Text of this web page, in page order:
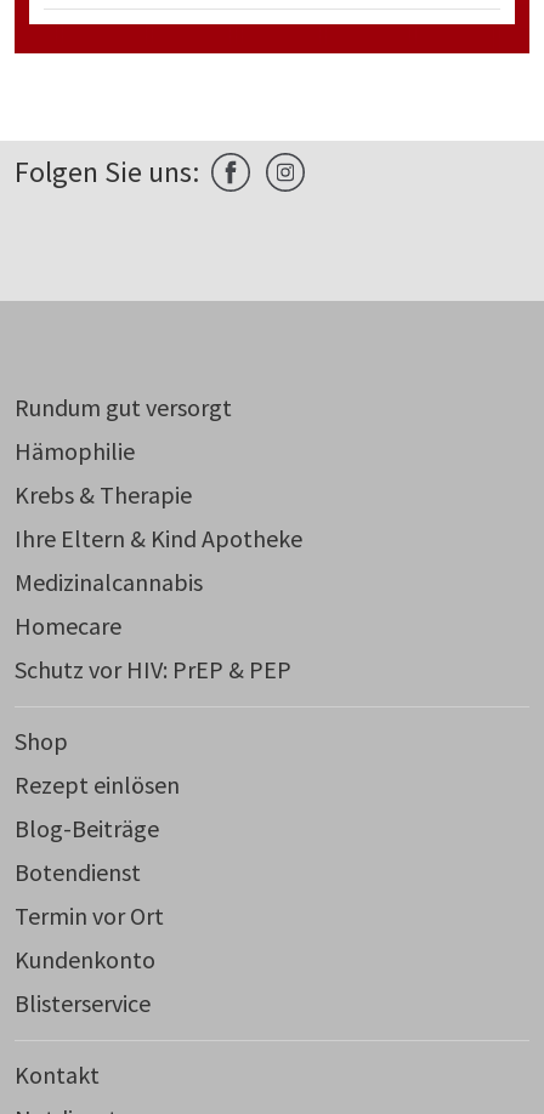
Folgen Sie uns:
Rundum gut versorgt
Hämophilie
Krebs & Therapie
Ihre Eltern & Kind Apotheke
Medizinalcannabis
Homecare
Schutz vor HIV: PrEP & PEP
Shop
Rezept einlösen
Blog-Beiträge
Botendienst
Termin vor Ort
Kundenkonto
Blisterservice
Kontakt